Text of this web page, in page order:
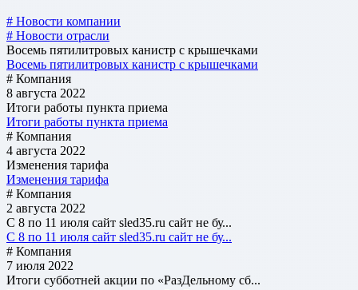
# Новости компании
# Новости отрасли
Восемь пятилитровых канистр с крышечками
Восемь пятилитровых канистр с крышечками
# Компания
8 августа 2022
Итоги работы пункта приема
Итоги работы пункта приема
# Компания
4 августа 2022
Изменения тарифа
Изменения тарифа
# Компания
2 августа 2022
С 8 по 11 июля сайт sled35.ru сайт не бу...
С 8 по 11 июля сайт sled35.ru сайт не бу...
# Компания
7 июля 2022
Итоги субботней акции по «РазДельному сб...